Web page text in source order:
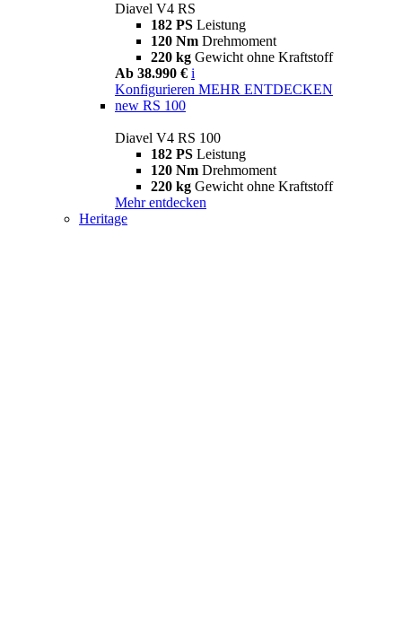
Diavel V4 RS
182 PS Leistung
120 Nm Drehmoment
220 kg Gewicht ohne Kraftstoff
Ab 38.990 € i
Konfigurieren MEHR ENTDECKEN
new RS 100
Diavel V4 RS 100
182 PS Leistung
120 Nm Drehmoment
220 kg Gewicht ohne Kraftstoff
Mehr entdecken
Heritage